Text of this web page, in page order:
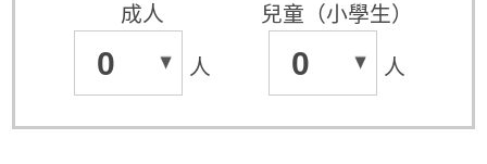
成人
0 人
兒童（小學生）
0 人